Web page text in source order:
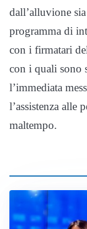
dall’alluvione
programma di
con i firmatari
con i quali sono
l’immediata
l’assistenza alle
maltempo.